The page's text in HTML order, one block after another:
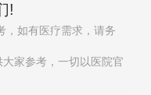
!
，如有医疗需求，请务
家参考，一切以医院官